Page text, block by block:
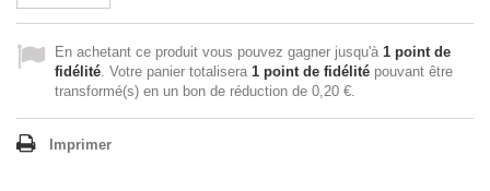
En achetant ce produit vous pouvez gagner jusqu'à 1 point de
fidélité. Votre panier totalisera 1 point de fidélité pouvant être
transformé(s) en un bon de réduction de 0,20 €.
Imprimer